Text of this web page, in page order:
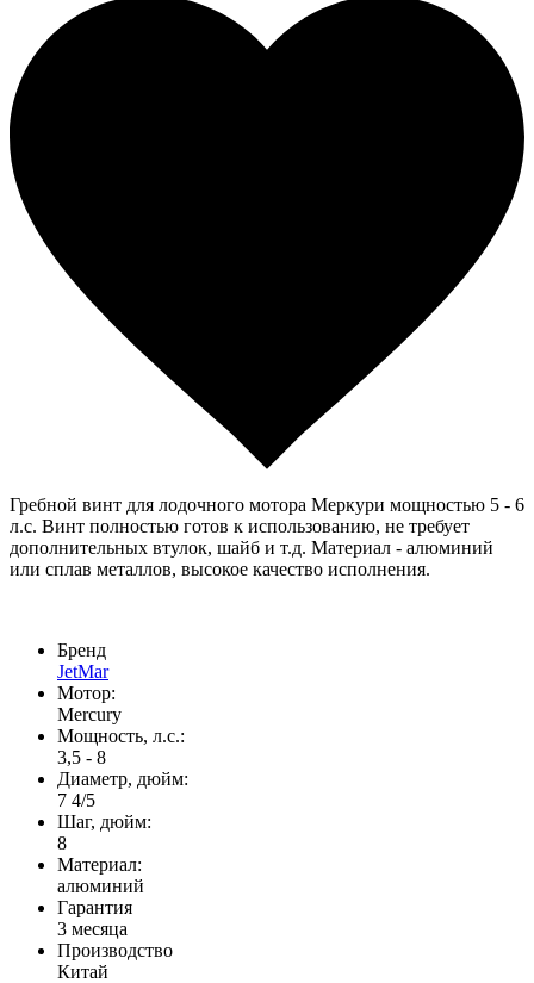
Гребной винт для лодочного мотора Меркури мощностью 5 - 6
л.с. Винт полностью готов к использованию, не требует
дополнительных втулок, шайб и т.д. Материал - алюминий
или сплав металлов, высокое качество исполнения.
Бренд
JetMar
Мотор:
Mercury
Мощность, л.с.:
3,5 - 8
Диаметр, дюйм:
7 4/5
Шаг, дюйм:
8
Материал:
алюминий
Гарантия
3 месяца
Производство
Китай